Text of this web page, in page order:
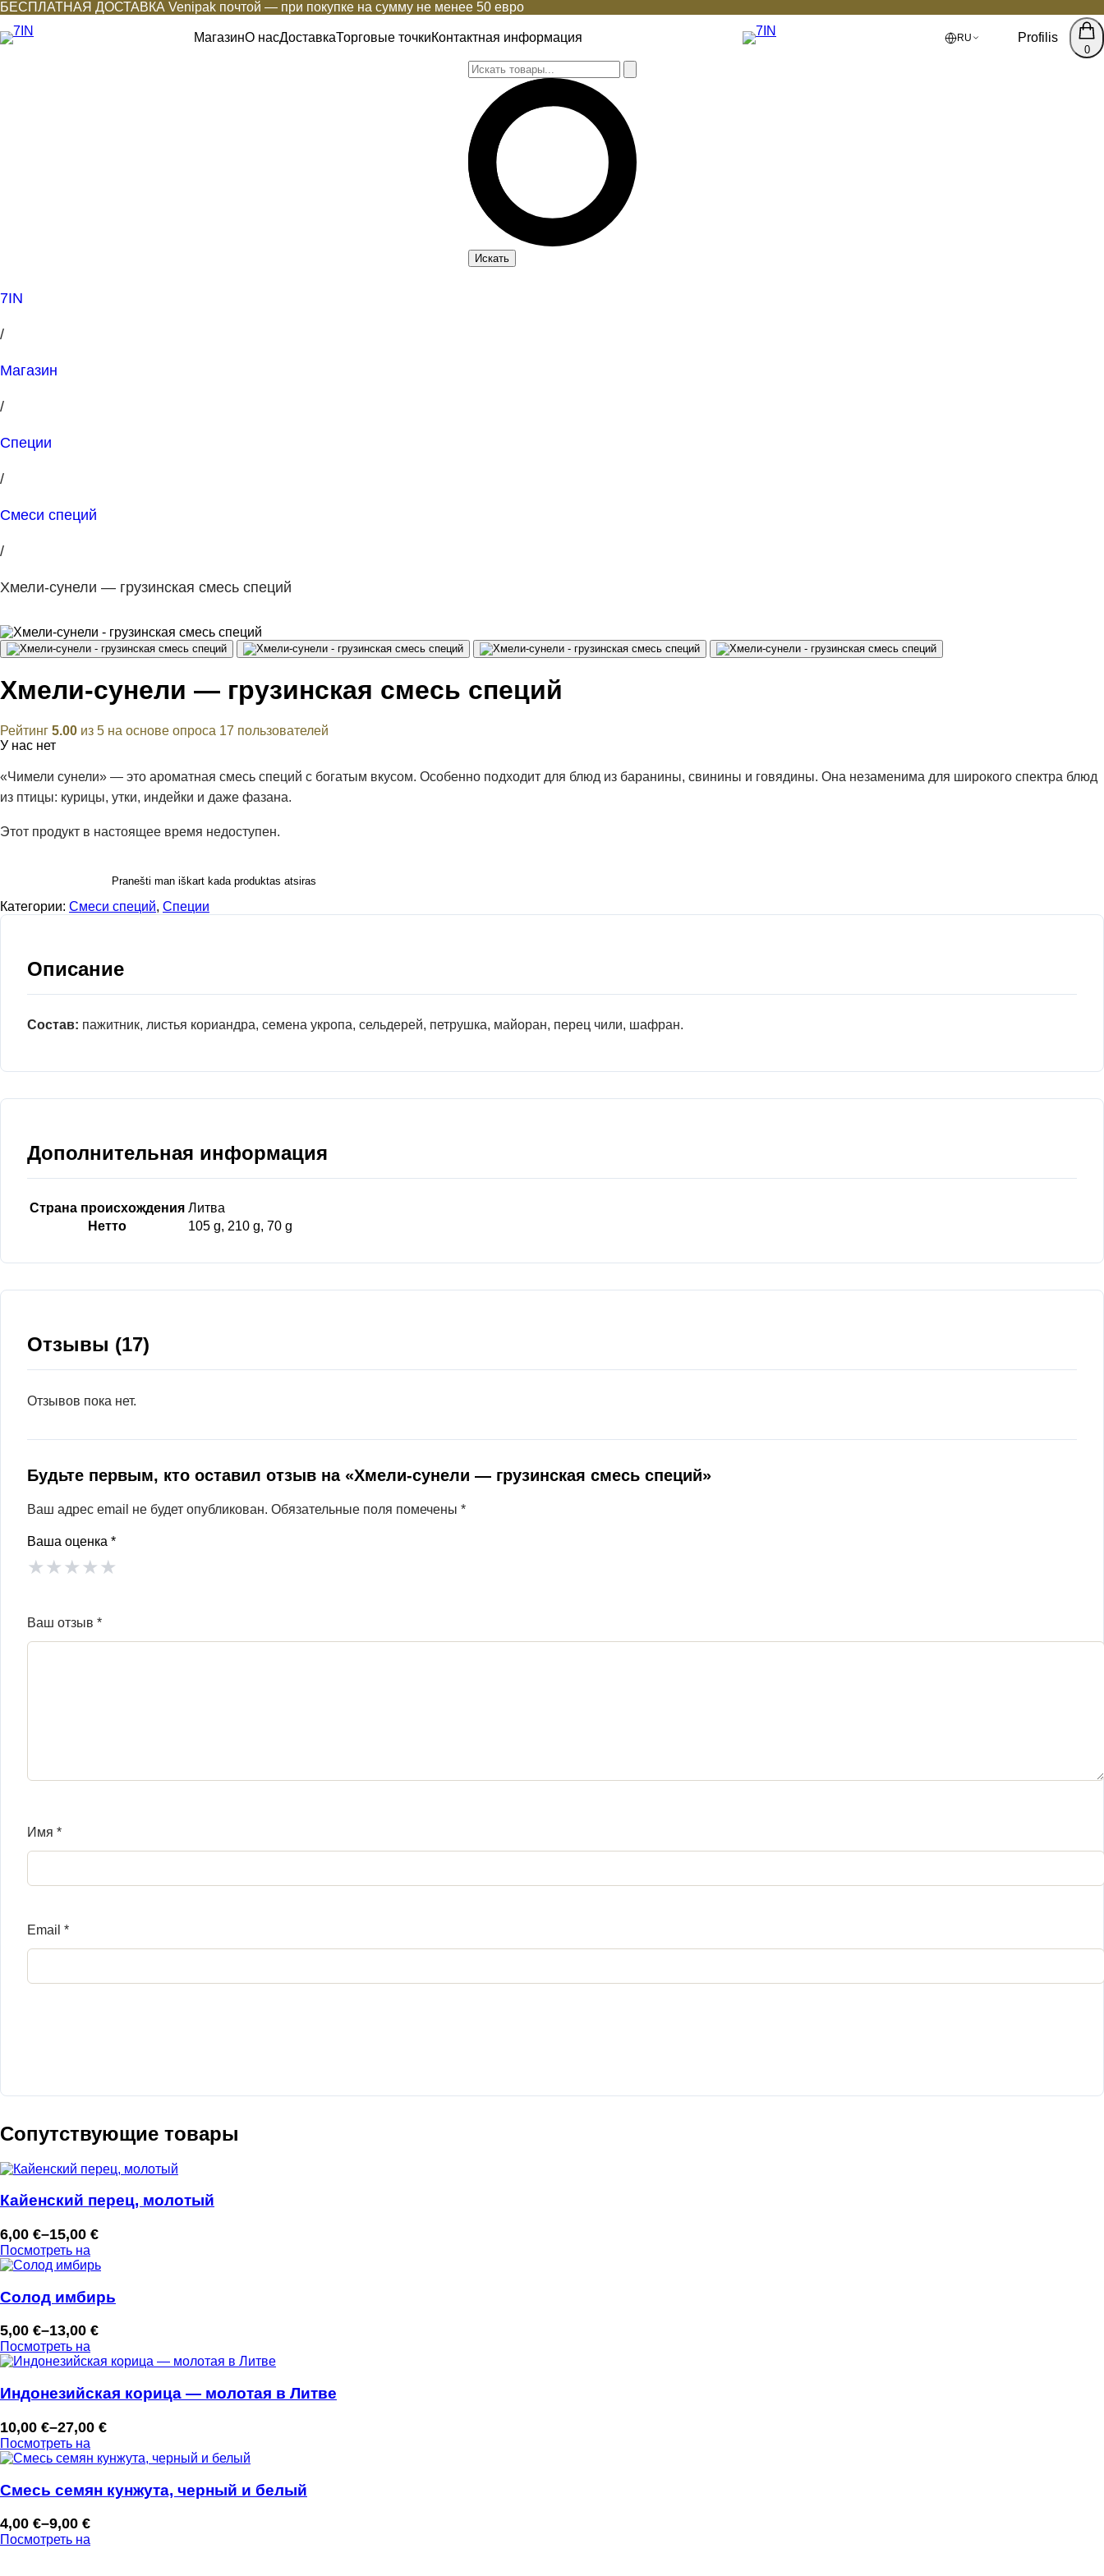
БЕСПЛАТНАЯ ДОСТАВКА Venipak почтой — при покупке на сумму не менее 50 евро
МагазинО насДоставкаТорговые точкиКонтактная информация RU Profilis
0
Искать
7IN
/
Магазин
/
Специи
/
Смеси специй
/
Хмели-сунели — грузинская смесь специй
Хмели-сунели — грузинская смесь специй
Рейтинг 5.00 из 5 на основе опроса 17 пользователей
У нас нет
«Чимели сунели» — это ароматная смесь специй с богатым вкусом. Особенно подходит для блюд из баранины, свинины и говядины. Она незаменима для широкого спектра блюд
из птицы: курицы, утки, индейки и даже фазана.
Этот продукт в настоящее время недоступен.
Pranešti man iškart kada produktas atsiras
Категории: Смеси специй, Специи
Описание
Состав: пажитник, листья кориандра, семена укропа, сельдерей, петрушка, майоран, перец чили, шафран.
Дополнительная информация
Страна происхождения Литва
Нетто
105 g, 210 g, 70 g
Отзывы (17)
Отзывов пока нет.
Будьте первым, кто оставил отзыв на «Хмели-сунели — грузинская смесь специй»
Ваш адрес email не будет опубликован. Обязательные поля помечены *
Ваша оценка *
★★★★★
Ваш отзыв *
Имя *
Email *
Сопутствующие товары
Кайенский перец, молотый
6,00 €–15,00 €
Диапазон
цен:
–
Посмотреть на
Солод имбирь
5,00 €–13,00 €
Диапазон
цен:
–
Посмотреть на
Индонезийская корица — молотая в Литве
10,00 €–27,00 €
Диапазон
цен:
–
Посмотреть на
Смесь семян кунжута, черный и белый
4,00 €–9,00 €
Диапазон
цен:
Посмотреть на